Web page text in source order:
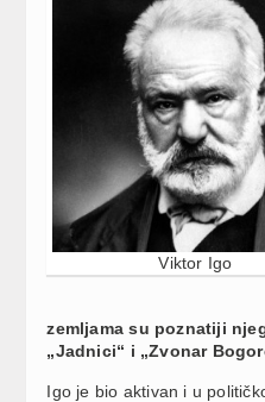
Viktor Igo
zemljama su poznatiji
„Jadnici“ i „Zvonar
Igo je bio aktivan i u